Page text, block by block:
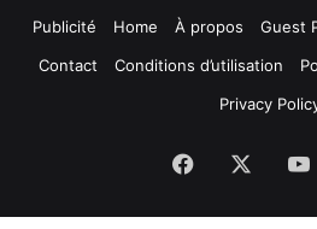
Publicité
Home À propos
Guest
Contact
Conditions d’utilisation
Privacy
Facebook